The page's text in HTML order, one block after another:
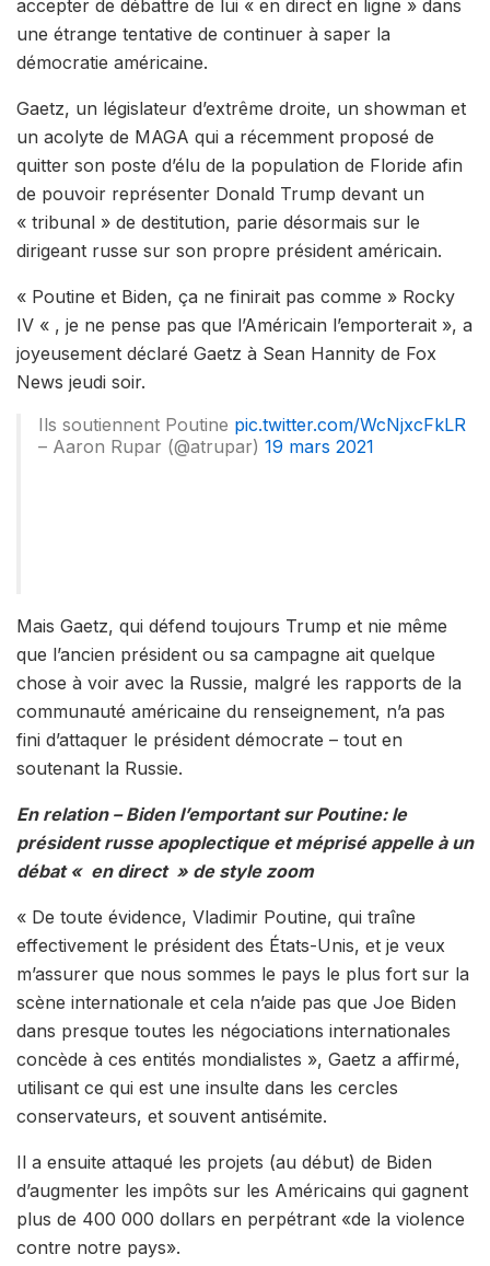
accepter de débattre de lui « en direct en ligne » dans
une étrange tentative de continuer à saper la
démocratie américaine.
Gaetz, un législateur d’extrême droite, un showman et
un acolyte de MAGA qui a récemment proposé de
quitter son poste d’élu de la population de Floride afin
de pouvoir représenter Donald Trump devant un
« tribunal » de destitution, parie désormais sur le
dirigeant russe sur son propre président américain.
« Poutine et Biden, ça ne finirait pas comme » Rocky
IV « , je ne pense pas que l’Américain l’emporterait », a
joyeusement déclaré Gaetz à Sean Hannity de Fox
News jeudi soir.
Ils soutiennent Poutine pic.twitter.com/WcNjxcFkLR
– Aaron Rupar (@atrupar) 19 mars 2021
Mais Gaetz, qui défend toujours Trump et nie même
que l’ancien président ou sa campagne ait quelque
chose à voir avec la Russie, malgré les rapports de la
communauté américaine du renseignement, n’a pas
fini d’attaquer le président démocrate – tout en
soutenant la Russie.
En relation – Biden l’emportant sur Poutine: le
président russe apoplectique et méprisé appelle à un
débat « en direct » de style zoom
« De toute évidence, Vladimir Poutine, qui traîne
effectivement le président des États-Unis, et je veux
m’assurer que nous sommes le pays le plus fort sur la
scène internationale et cela n’aide pas que Joe Biden
dans presque toutes les négociations internationales
concède à ces entités mondialistes », Gaetz a affirmé,
utilisant ce qui est une insulte dans les cercles
conservateurs, et souvent antisémite.
Il a ensuite attaqué les projets (au début) de Biden
d’augmenter les impôts sur les Américains qui gagnent
plus de 400 000 dollars en perpétrant «de la violence
contre notre pays».